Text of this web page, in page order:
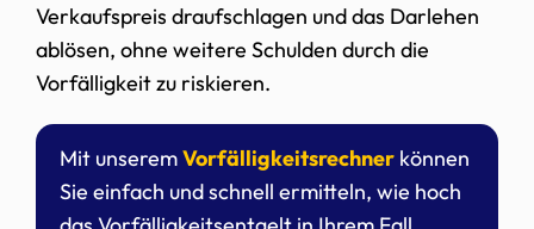
Verkaufspreis draufschlagen und das Darlehen
ablösen, ohne weitere Schulden durch die
Vorfälligkeit zu riskieren.
Mit unseremVorfälligkeitsrechner können
Sie einfach und schnell ermitteln, wie hoch